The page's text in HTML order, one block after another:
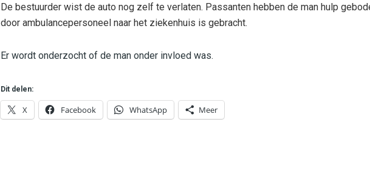
De bestuurder wist de auto nog zelf te verlaten. Passanten hebben de man hulp
door ambulancepersoneel naar het ziekenhuis is gebracht.
Er wordt onderzocht of de man onder invloed was.
Dit delen:
X Facebook WhatsApp Meer